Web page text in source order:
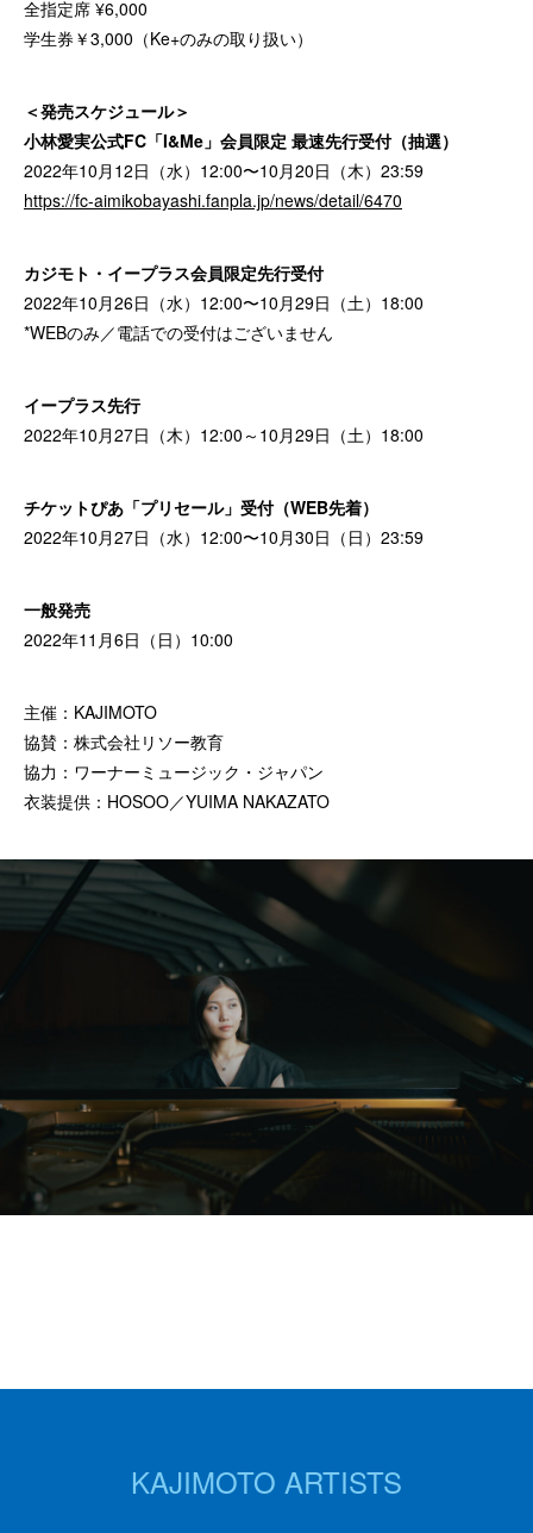
全指定席 ¥6,000
学生券￥3,000（Ke+のみの取り扱い）
＜発売スケジュール＞
小林愛実公式FC「I&Me」会員限定 最速先行受付（抽選）
2022年10月12日（水）12:00〜10月20日（木）23:59
https://fc-aimikobayashi.fanpla.jp/news/detail/6470
カジモト・イープラス会員限定先行受付
2022年10月26日（水）12:00〜10月29日（土）18:00
*WEBのみ／電話での受付はございません
イープラス先行
2022年10月27日（木）12:00～10月29日（土）18:00
チケットぴあ「プリセール」受付（WEB先着）
2022年10月27日（水）12:00〜10月30日（日）23:59
一般発売
2022年11月6日（日）10:00
主催：KAJIMOTO
協賛：株式会社リソー教育
協力：ワーナーミュージック・ジャパン
衣装提供：HOSOO／YUIMA NAKAZATO
KAJIMOTO ARTISTS